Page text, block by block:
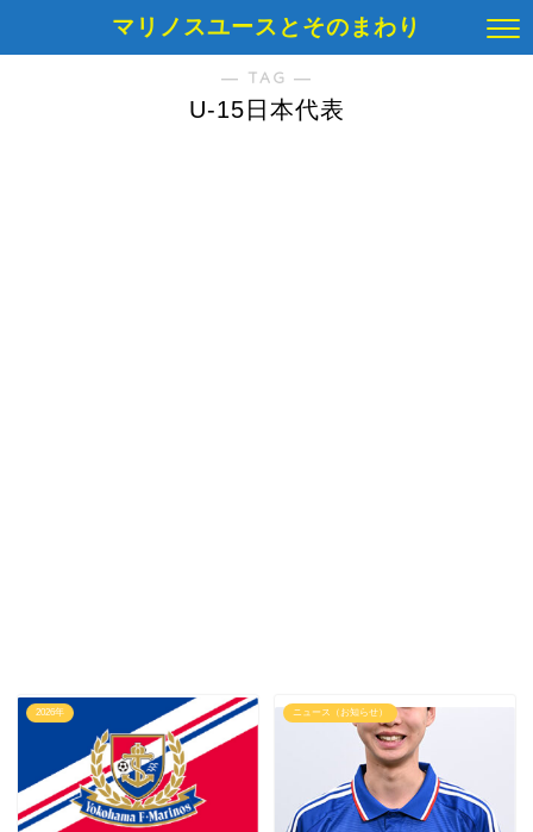
マリノスユースとそのまわり
― TAG ―
U-15日本代表
2026年 ニュース（お知らせ）